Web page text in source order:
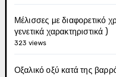
Μέλισσες με διαφορετικό
γενετικά χαρακτηριστικά )
323 views
Οξαλικό οξύ κατά της